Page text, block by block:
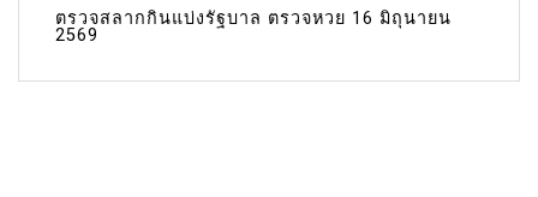
ตรวจสลากกินแบ่งรัฐบาล ตรวจหวย 16 มิถุนายน
2569